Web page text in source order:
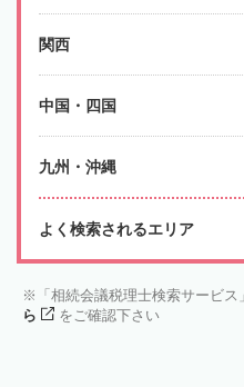
関西
中国・四国
九州・沖縄
よく検索されるエリア
「相続会議税理士検索サービ
ら
をご確認下さい